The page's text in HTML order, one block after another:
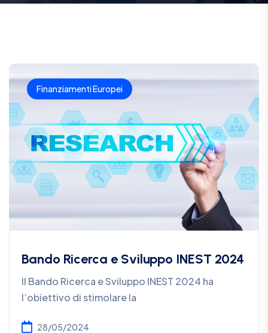
Finanziamenti Europei
Bando Ricerca e Sviluppo INEST 2024
Il Bando Ricerca e Sviluppo INEST 2024 ha
l’obiettivo di stimolare la
28/05/2024